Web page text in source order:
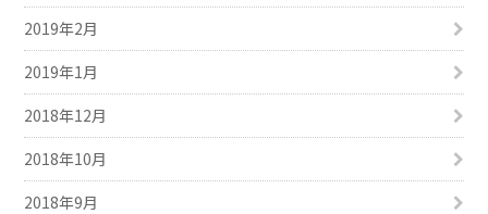
2019年2月
2019年1月
2018年12月
2018年10月
2018年9月